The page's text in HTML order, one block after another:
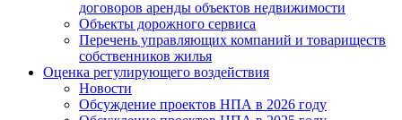
договоров аренды объектов недвижимости
Объекты дорожного сервиса
Перечень управляющих компаний и товариществ
собственников жилья
Оценка регулирующего воздействия
Новости
Обсуждение проектов НПА в 2026 году